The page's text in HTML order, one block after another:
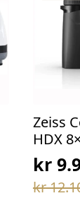
Zeiss
HDX
kr
kr